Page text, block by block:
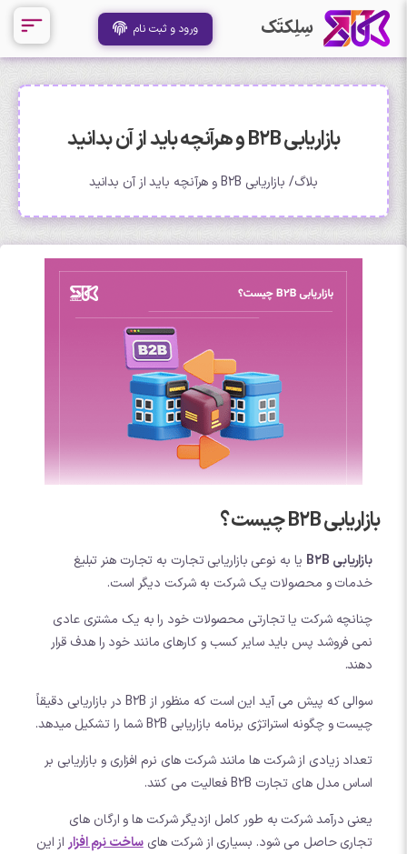
سِلِکتَک ورود و ثبت نام
بازاریابی B2B و هرآنچه باید از آن بدانید
بلاگ بازاریابی B2B و هرآنچه باید از آن بدانید
بازاریابی B2B چیست؟
بازاریابی B2B
یا به نوعی بازاریابی تجارت به تجارت هنر تبلیغ
خدمات و محصولات یک شرکت به شرکت دیگر است.
چنانچه شرکت یا تجارتی محصولات خود را به یک مشتری عادی
نمی فروشد پس باید سایر کسب و کارهای مانند خود را هدف قرار
دهند.
سوالی که پیش می آید این است که منظور از B2B در بازاریابی دقیقاً
چیست و چگونه استراتژی برنامه بازاریابی B2B شما را تشکیل میدهد.
تعداد زیادی از شرکت ها مانند شرکت های نرم افزاری و بازاریابی بر
اساس مدل های تجارت B2B فعالیت می کنند.
یعنی درآمد شرکت به طور کامل ازدیگر شرکت ها و ارگان های
تجاری حاصل می شود. بسیاری از شرکت هایساخت نرم افزاراز این